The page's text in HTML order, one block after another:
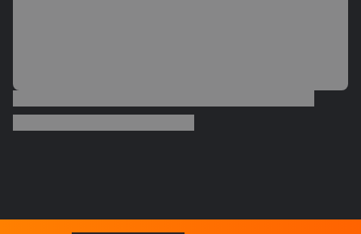
famosos em chá de bebê,...